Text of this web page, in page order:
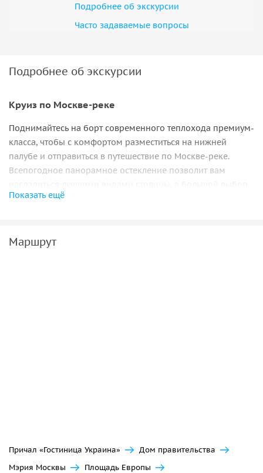
Подробнее об экскурсии
Часто задаваемые вопросы
Подробнее об экскурсии
Круиз по Москве-реке
Поднимайтесь на борт современного теплохода премиум-
класса, чтобы с комфортом разместиться на нижней
палубе и отправиться в путешествие по Москве-реке.
Всепогодное панорамное остекление позволит вам
блюд и напитков сделает прогулку не только
Показать ещё
Маршрут
Причал «Гостиница Украина»
Дом правительства
Мэрия Москвы
Площадь Европы